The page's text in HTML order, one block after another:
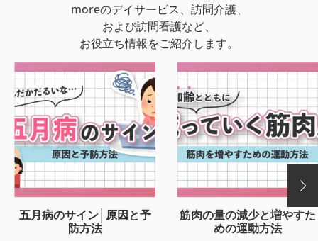
moreのデイサービス、訪問介護、
および訪問看護など、
お役立ち情報をご紹介します。
五月病のサイン│原因と予
防方法
筋肉の量の減少と増やすた
めの運動方法